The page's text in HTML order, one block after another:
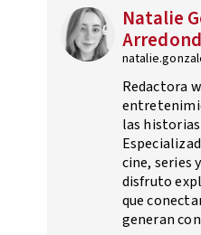
Natalie
Redactora
las
cine, series
disfruto
que
generan